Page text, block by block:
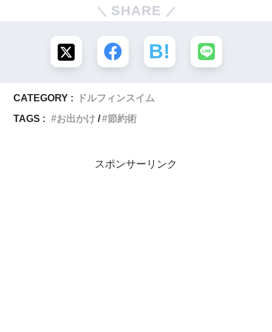
SHARE
CATEGORY :
ドルフィンスイム
TAGS :
お出かけ 節約術
スポンサーリンク